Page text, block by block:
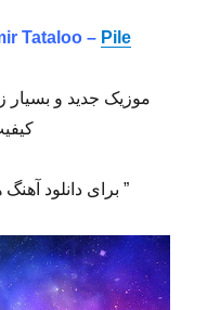
Tataloo – Pile
موزیک جدید و بسیار
” برای دانلود